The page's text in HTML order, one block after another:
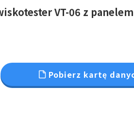
VT-06 z
Pobierz kartę